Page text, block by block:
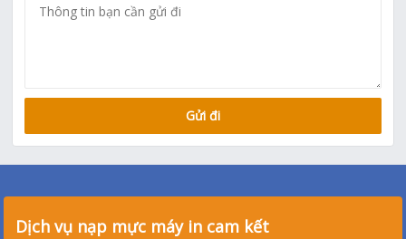
Dịch vụ nạp mực máy in cam kết